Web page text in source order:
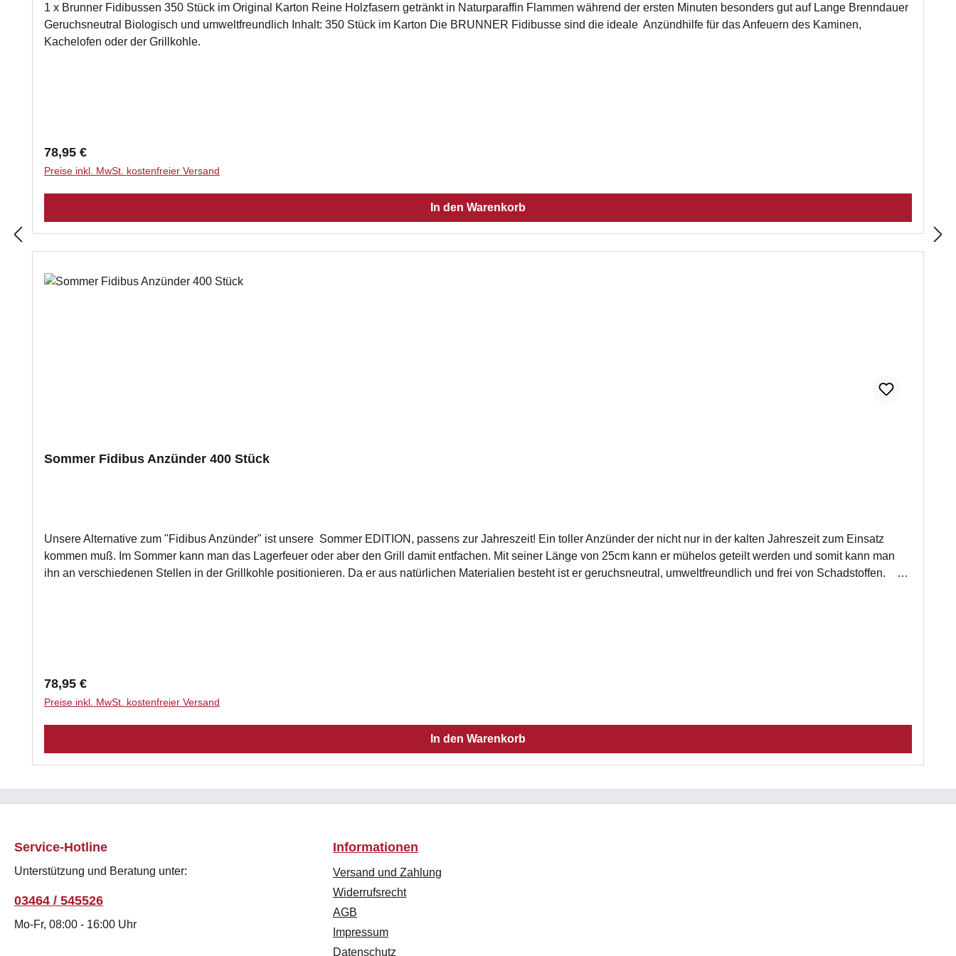
1 x Brunner Fidibussen 350 Stück im Original Karton Reine Holzfasern getränkt in Naturparaffin Flammen während der ersten Minuten besonders gut auf Lange Brenndauer
Geruchsneutral Biologisch und umweltfreundlich Inhalt: 350 Stück im Karton Die BRUNNER Fidibusse sind die ideale Anzündhilfe für das Anfeuern des Kaminen,
Kachelofen oder der Grillkohle.
Regulärer Preis:
78,95 €
Preise inkl. MwSt. kostenfreier Versand
In den Warenkorb
Sommer Fidibus Anzünder 400 Stück
Unsere Alternative zum "Fidibus Anzünder" ist unsere Sommer EDITION, passens zur Jahreszeit! Ein toller Anzünder der nicht nur in der kalten Jahreszeit zum Einsatz
kommen muß. Im Sommer kann man das Lagerfeuer oder aber den Grill damit entfachen. Mit seiner Länge von 25cm kann er mühelos geteilt werden und somit kann man
ihn an verschiedenen Stellen in der Grillkohle positionieren. Da er aus natürlichen Materialien besteht ist er geruchsneutral, umweltfreundlich und frei von Schadstoffen.
Regulärer Preis:
78,95 €
Preise inkl. MwSt. kostenfreier Versand
In den Warenkorb
Service-Hotline
Unterstützung und Beratung unter:
03464 / 545526
Mo-Fr, 08:00 - 16:00 Uhr
Informationen
Versand und Zahlung
Widerrufsrecht
AGB
Impressum
Datenschutz